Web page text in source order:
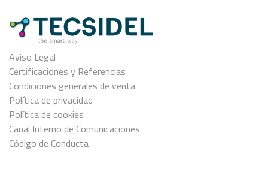
Aviso Legal
Certificaciones y Referencias
Condiciones generales de venta
Política de privacidad
Política de cookies
Canal Interno de Comunicaciones
Código de Conducta